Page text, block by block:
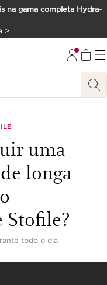
na gama completa Hydra-
>
uma
longa
Stofile?
todo o dia